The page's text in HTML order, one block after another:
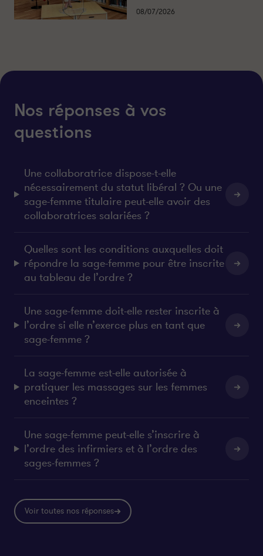
08/07/2026
Nos réponses à vos
questions
Voir toutes nos réponses
Une collaboratrice dispose-t-elle
nécessairement du statut libéral ? Ou une
sage-femme titulaire peut-elle avoir des
collaboratrices salariées ?
Quelles sont les conditions auxquelles doit
répondre la sage-femme pour être inscrite
au tableau de l’ordre ?
Une sage-femme doit-elle rester inscrite à
l’ordre si elle n’exerce plus en tant que
sage-femme ?
La sage-femme est-elle autorisée à
pratiquer les massages sur les femmes
enceintes ?
Une sage-femme peut-elle s’inscrire à
l’ordre des infirmiers et à l’ordre des
sages-femmes ?